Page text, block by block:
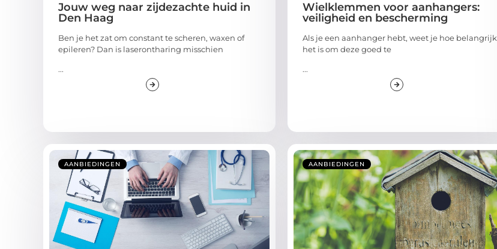
Jouw weg naar zijdezachte huid in
Den Haag
Ben je het zat om constant te scheren, waxen of
epileren? Dan is laserontharing misschien
...
Wielklemmen voor aanhangers:
veiligheid en bescherming
Als je een aanhanger hebt, weet je hoe belangrijk
het is om deze goed te
...
AANBIEDINGEN AANBIEDINGEN